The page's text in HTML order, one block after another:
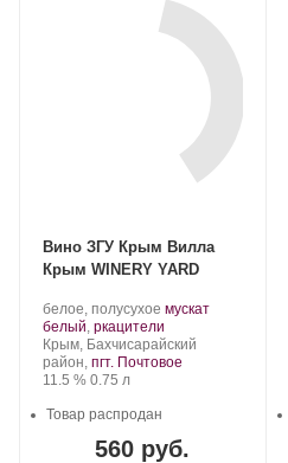
Вино ЗГУ Крым Вилла
Крым WINERY YARD
Производитель:
Группа
компаний
«АВК».
белое, полусухое .
винограда:
мускат
белый, ркацители
Регион:
Крым, Бахчисарайский
район, пгт. Почтовое
Крепость
11.5 %. Объем
0.75 л
560 руб.
Товар распродан